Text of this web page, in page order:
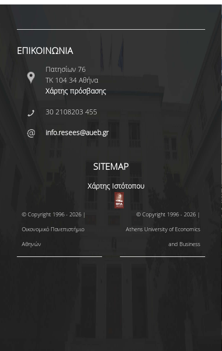
ΕΠΙΚΟΙΝΩΝΙΑ
Πατησίων 76
ΤΚ 104 34 Αθήνα
Χάρτης πρόσβασης
30 2108203 455
info.resees@aueb.gr
SITEMAP
Χάρτης Ιστότοπου
© Copyright 1996 - 2026 |
Οικονομικό Πανεπιστήμιο
Αθηνών
© Copyright 1996 - 2026 |
Athens University of Economics
and Business